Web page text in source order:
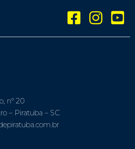
nº 20
– Piratuba – SC